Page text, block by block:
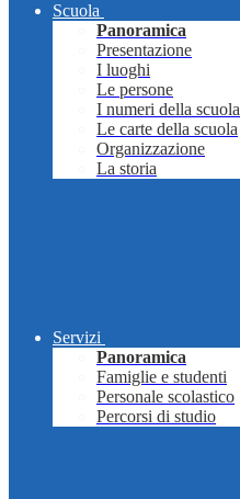
Scuola
Panoramica
Presentazione
I luoghi
Le persone
I numeri della scuola
Le carte della scuola
Organizzazione
La storia
Servizi
Panoramica
Famiglie e studenti
Personale scolastico
Percorsi di studio